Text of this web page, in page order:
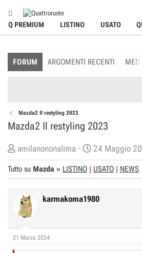
Q PREMIUM LISTINO USATO
FORUM ARGOMENTI RECENTI MEDIA
Mazda2 Il restyling 2023
Mazda2 Il restyling 2023
C
r
e
o
e
amilanononalima
D
a
t
d
24 Maggio
Tutto su Mazda » LISTINO USATO NEWS
karmakoma1980
21 Marzo 2024